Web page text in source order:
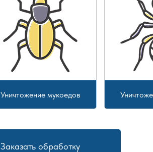
Уничтожение мукоедов
Заказать обработку